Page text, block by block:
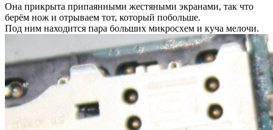
Она прикрыта припаянными жестяными экранами, так что
берём нож и отрываем тот, который побольше.
Под ним находится пара больших микросхем и куча мелочи.